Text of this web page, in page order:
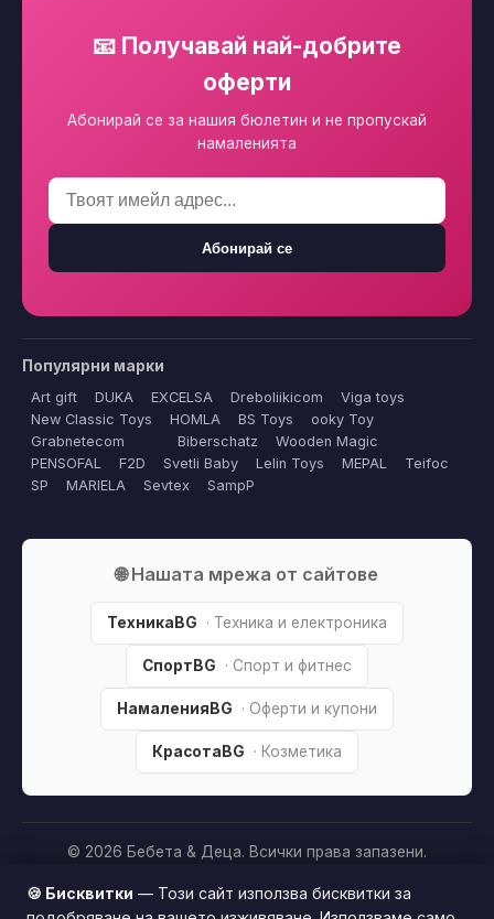
📧 Получавай най-добрите
оферти
Абонирай се за нашия бюлетин и не пропускай
намаленията
Абонирай се
Популярни марки
Art gift DUKA EXCELSA Dreboliikicom
Viga toys
New Classic Toys
HOMLA BS Toys
ooky Toy
Grabnetecom
Biberschatz
Wooden Magic
PENSOFAL
F2D Svetli Baby Lelin Toys MEPAL
Teifoc
SP
MARIELA Sevtex SampP
🌐 Нашата мрежа от сайтове
ТехникаBG · Техника и електроника
СпортBG · Спорт и фитнес
НамаленияBG · Оферти и купони
КрасотаBG · Козметика
© 2026 Бебета & Деца. Всички права запазени.
Партньорско разкриване:
Този сайт е независим и
съдържа партньорски (affiliate) линкове. Когато купите
🍪 Бисквитки — Този сайт използва бисквитки за